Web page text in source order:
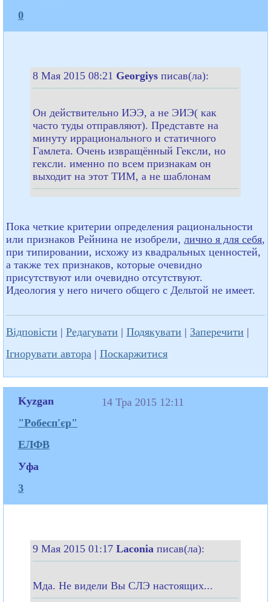
0
8 Мая 2015 08:21 Georgiys писав(ла):
Он действительно ИЭЭ, а не ЭИЭ( как
часто туды отправляют). Представте на
минуту иррационального и статичного
Гамлета. Очень извращённый Гексли, но
гексли. именно по всем признакам он
выходит на этот ТИМ, а не шаблонам
Пока четкие критерии определения рациональности
или признаков Рейнина не изобрели, лично я для себя,
при типировании, исхожу из квадральных ценностей,
а также тех признаков, которые очевидно
присутствуют или очевидно отсутствуют.
Идеология у него ничего общего с Дельтой не имеет.
Відповісти | Редагувати | Подякувати | Заперечити |
Ігнорувати автора | Поскаржитися
Kyzgan
"Робесп'єр"
ЕЛФВ
Уфа
3
14 Тра 2015 12:11
9 Мая 2015 01:17 Laconia писав(ла):
Мда. Не видели Вы СЛЭ настоящих...